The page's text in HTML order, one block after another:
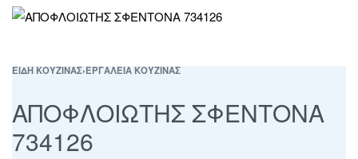
ΕΙΔΗ ΚΟΥΖΙΝΑΣ›ΕΡΓΑΛΕΙΑ ΚΟΥΖΙΝΑΣ
ΑΠΟΦΛΟΙΩΤΗΣ ΣΦΕΝΤΟΝΑ
734126